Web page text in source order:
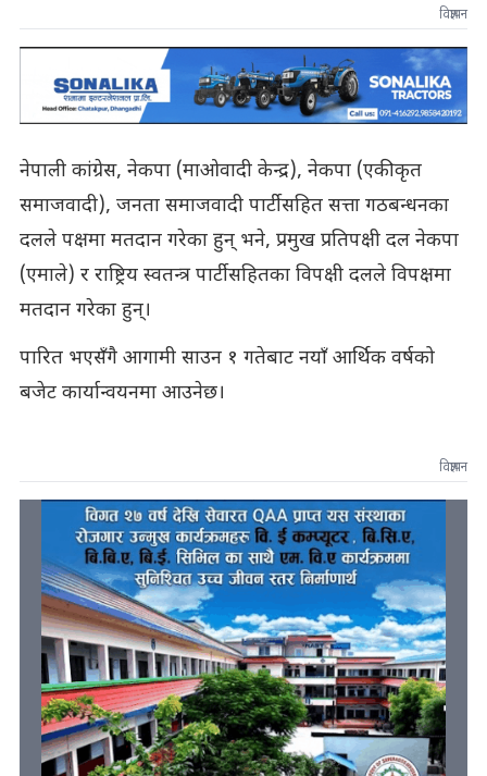
विज्ञापन
नेपाली कांग्रेस, नेकपा (माओवादी केन्द्र), नेकपा (एकीकृत
समाजवादी), जनता समाजवादी पार्टीसहित सत्ता गठबन्धनका
दलले पक्षमा मतदान गरेका हुन् भने, प्रमुख प्रतिपक्षी दल नेकपा
(एमाले) र राष्ट्रिय स्वतन्त्र पार्टीसहितका विपक्षी दलले विपक्षमा
मतदान गरेका हुन्।
पारित भएसँगै आगामी साउन १ गतेबाट नयाँ आर्थिक वर्षको
बजेट कार्यान्वयनमा आउनेछ।
विज्ञापन